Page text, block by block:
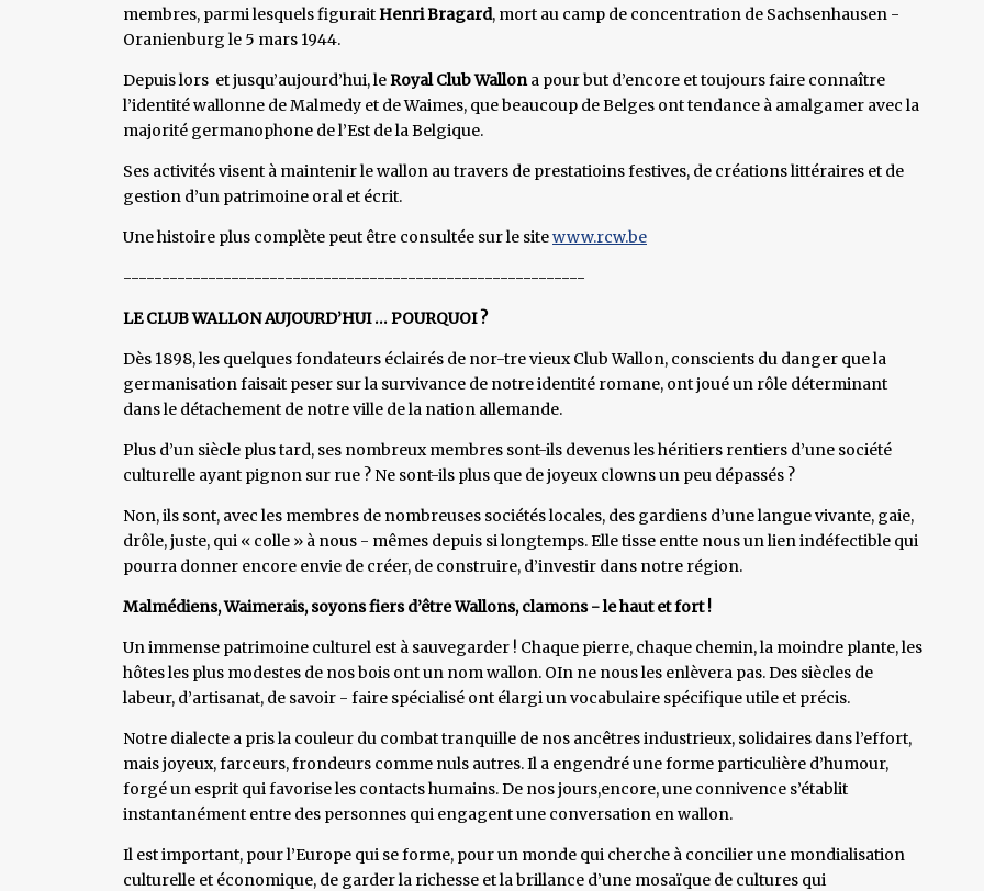
membres, parmi lesquels figuraitHenri Bragard, mort au camp de concentration de Sachsenhausen -
Oranienburg le 5 mars 1944.
Depuis lors et jusqu’aujourd’hui, leRoyal Club Wallona pour but d’encore et toujours faire connaître
l’identité wallonne de Malmedy et de Waimes, que beaucoup de Belges ont tendance à amalgamer avec la
majorité germanophone de l’Est de la Belgique.
Ses activités visent à maintenir le wallon au travers de prestatioins festives, de créations littéraires et de
gestion d’un patrimoine oral et écrit.
Une histoire plus complète peut être consultée sur le sitewww.rcw.be
------------------------------------------------------------
LE CLUB WALLON AUJOURD’HUI … POURQUOI ?
Dès 1898, les quelques fondateurs éclairés de nor-tre vieux Club Wallon, conscients du danger que la
germanisation faisait peser sur la survivance de notre identité romane, ont joué un rôle déterminant
dans le détachement de notre ville de la nation allemande.
Plus d’un siècle plus tard, ses nombreux membres sont-ils devenus les héritiers rentiers d’une société
culturelle ayant pignon sur rue ? Ne sont-ils plus que de joyeux clowns un peu dépassés ?
Non, ils sont, avec les membres de nombreuses sociétés locales, des gardiens d’une langue vivante, gaie,
drôle, juste, qui « colle » à nous - mêmes depuis si longtemps. Elle tisse entte nous un lien indéfectible qui
pourra donner encore envie de créer, de construire, d’investir dans notre région.
Malmédiens, Waimerais, soyons fiers d’être Wallons, clamons - le haut et fort !
Un immense patrimoine culturel est à sauvegarder ! Chaque pierre, chaque chemin, la moindre plante, les
hôtes les plus modestes de nos bois ont un nom wallon. OIn ne nous les enlèvera pas. Des siècles de
labeur, d’artisanat, de savoir - faire spécialisé ont élargi un vocabulaire spécifique utile et précis.
Notre dialecte a pris la couleur du combat tranquille de nos ancêtres industrieux, solidaires dans l’effort,
mais joyeux, farceurs, frondeurs comme nuls autres. Il a engendré une forme particulière d’humour,
forgé un esprit qui favorise les contacts humains. De nos jours,encore, une connivence s’établit
instantanément entre des personnes qui engagent une conversation en wallon.
Il est important, pour l’Europe qui se forme, pour un monde qui cherche à concilier une mondialisation
culturelle et économique, de garder la richesse et la brillance d’une mosaïque de cultures qui